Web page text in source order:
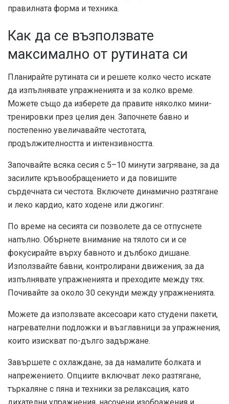
правилната форма и техника.
Как да се възползвате
максимално от рутината си
Планирайте рутината си и решете колко често искате
да изпълнявате упражненията и за колко време.
Можете също да изберете да правите няколко мини-
тренировки през целия ден. Започнете бавно и
постепенно увеличавайте честотата,
продължителността и интензивността.
Започвайте всяка сесия с 5–10 минути загряване, за да
засилите кръвообращението и да повишите
сърдечната си честота. Включете динамично разтягане
и леко кардио, като ходене или джогинг.
По време на сесията си позволете да се отпуснете
напълно. Обърнете внимание на тялото си и се
фокусирайте върху бавното и дълбоко дишане.
Използвайте бавни, контролирани движения, за да
изпълнявате упражненията и преходите между тях.
Почивайте за около 30 секунди между упражненията.
Можете да използвате аксесоари като студени пакети,
нагревателни подложки и възглавници за упражнения,
които изискват по-дълго задържане.
Завършете с охлаждане, за да намалите болката и
напрежението. Опциите включват леко разтягане,
търкаляне с пяна и техники за релаксация, като